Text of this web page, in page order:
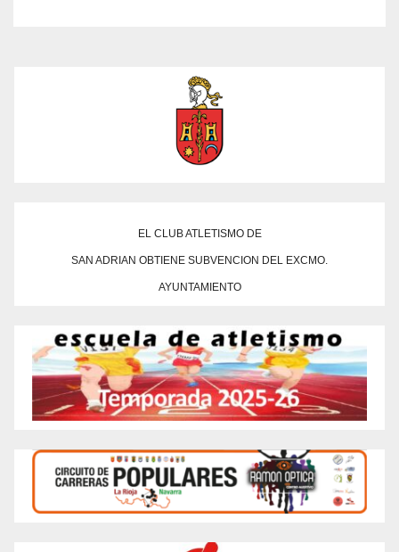
EL CLUB ATLETISMO DE
SAN ADRIAN OBTIENE SUBVENCION DEL EXCMO.
AYUNTAMIENTO